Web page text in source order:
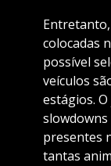
colocadas
possível
veículos
estágios.
presentes
tantas